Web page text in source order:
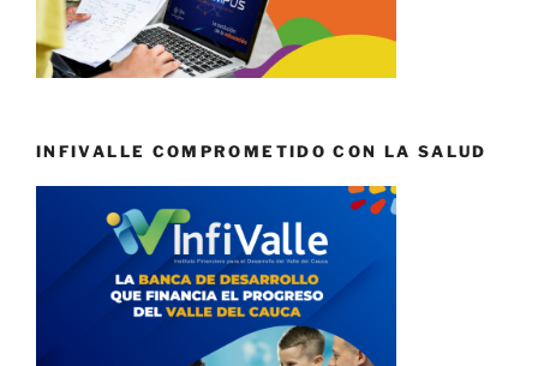
INFIVALLE COMPROMETIDO CON LA SALUD